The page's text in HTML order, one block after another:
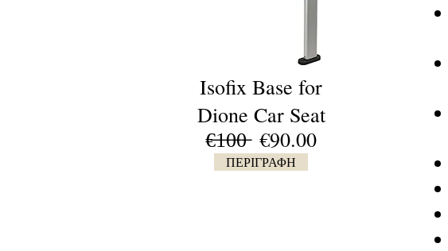
Isofix Base for
Dione Car Seat
€̶1̶0̶0̶ €90.00
ΠΕΡΙΓΡΑΦΗ